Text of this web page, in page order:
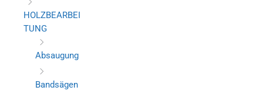
HOLZBEARBEI
TUNG
Absaugung
Bandsägen